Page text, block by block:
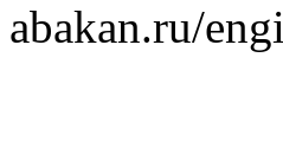
abakan.ru/